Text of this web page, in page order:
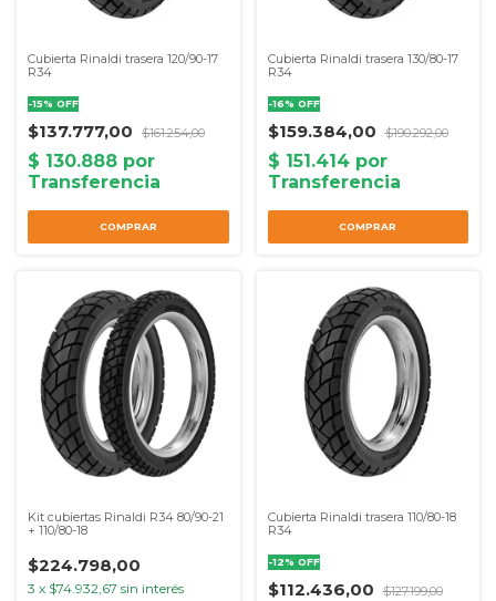
Cubierta Rinaldi trasera 120/90-17
R34
-15% OFF
$137.777,00 $161.254,00
COMPRAR
Cubierta Rinaldi trasera 130/80-17
R34
-16% OFF
$159.384,00 $190.292,00
COMPRAR
Kit cubiertas Rinaldi R34 80/90-21
+ 110/80-18
$224.798,00
3 x $74.932,67 sin interés
Cubierta Rinaldi trasera 110/80-18
R34
-12% OFF
$112.436,00 $127.199,00